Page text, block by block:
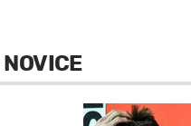
NOVICE